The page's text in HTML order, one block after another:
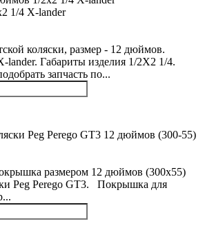
1/4 X-lander
коляски, размер - 12 дюймов.
lander. Габариты изделия 1/2Х2 1/4.
запчасть по...
Peg Perego GT3 12 дюймов (300-55)
размером 12 дюймов (300х55)
Peg Perego GT3. Покрышка для